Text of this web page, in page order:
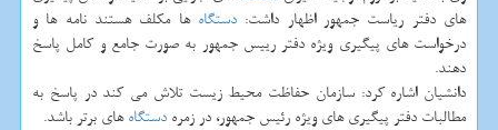
های دفتر ریاست جمهور اظهار داشت: دستگاه ها مكلف هستند نامه ها و
درخواست های پیگیری ویژه دفتر رییس جمهور به صورت جامع و كامل پاسخ
دهند.
دانشیان اشاره كرد: سازمان حفاظت محیط زیست تلاش می كند در پاسخ به
مطالبات دفتر پیگیری های ویژه رئیس جمهور، در زمره دستگاههای برتر باشد.